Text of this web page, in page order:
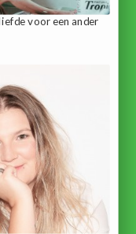
voor een ander